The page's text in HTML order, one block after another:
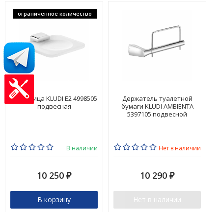
ограниченное количество
Мыльница KLUDI E2 4998505
подвесная
В наличии
10 250 ₽
В корзину
Держатель туалетной
бумаги KLUDI AMBIENTA
5397105 подвесной
Нет в наличии
10 290 ₽
Нет в наличии